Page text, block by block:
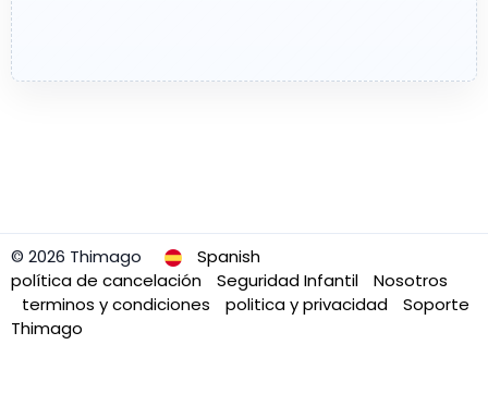
© 2026 Thimago
Spanish
política de cancelación
Seguridad Infantil
Nosotros
terminos y condiciones
politica y privacidad
Soporte
Thimago